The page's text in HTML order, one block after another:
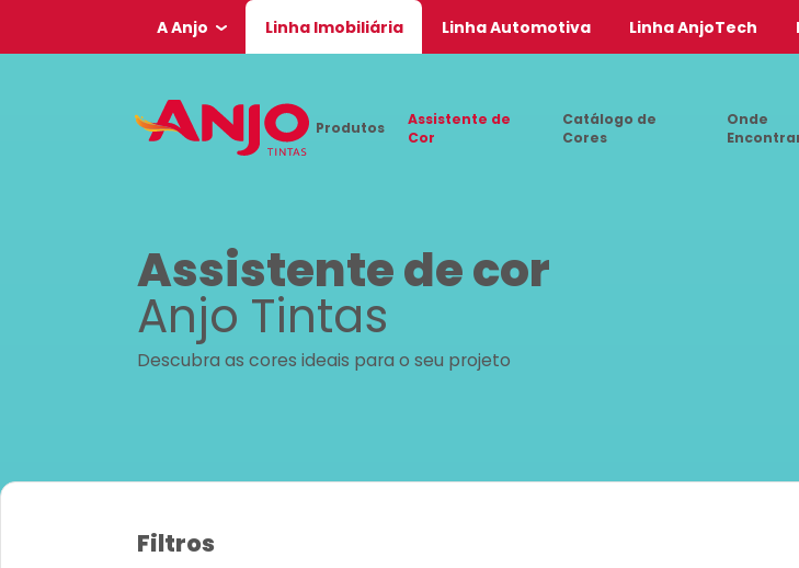
A Anjo Linha Imobiliária Linha Automotiva Linha AnjoTech
Produtos
Assistente de
Cor
Catálogo de
Cores
Onde
Assistente de cor
Anjo Tintas
Descubra as cores ideais para o seu projeto
Filtros